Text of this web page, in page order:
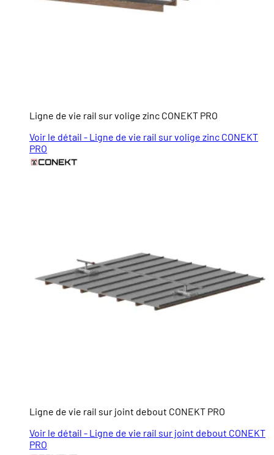
Ligne de vie rail sur volige zinc CONEKT PRO
Voir le détail - Ligne de vie rail sur volige zinc CONEKT
PRO
Ligne de vie rail sur joint debout CONEKT PRO
Voir le détail - Ligne de vie rail sur joint debout CONEKT
PRO